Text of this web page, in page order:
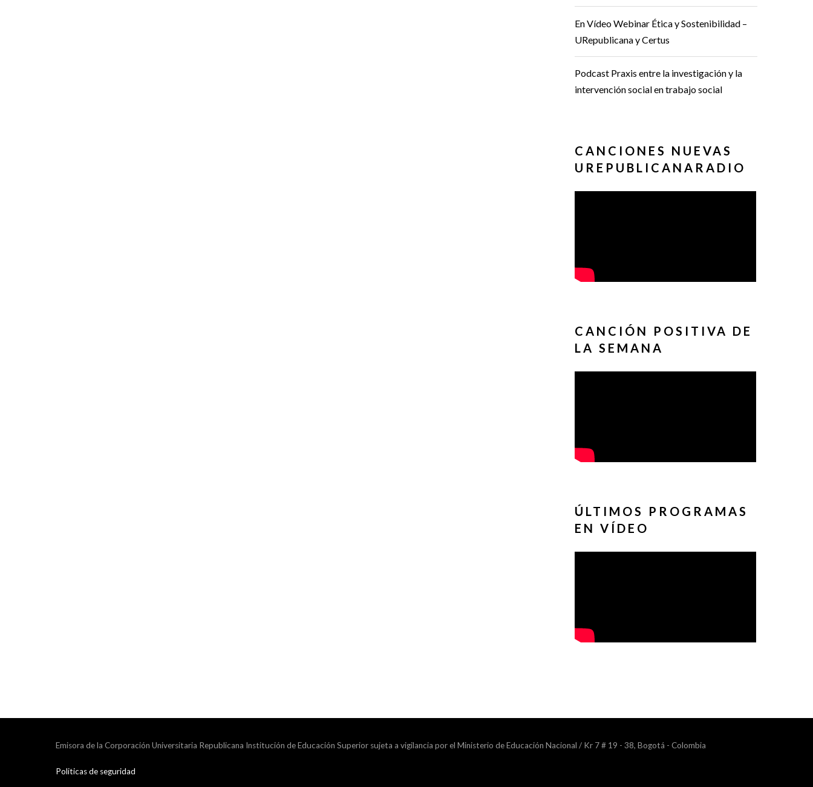
En Vídeo Webinar Ética y Sostenibilidad –
URepublicana y Certus
Podcast Praxis entre la investigación y la
intervención social en trabajo social
CANCIONES NUEVAS
UREPUBLICANARADIO
CANCIÓN POSITIVA DE
LA SEMANA
ÚLTIMOS PROGRAMAS
EN VÍDEO
Emisora de la Corporación Universitaria Republicana Institución de Educación Superior sujeta a vigilancia por el Ministerio de Educación Nacional / Kr 7 # 19 - 38, Bogotá - Colombia
Politicas de seguridad